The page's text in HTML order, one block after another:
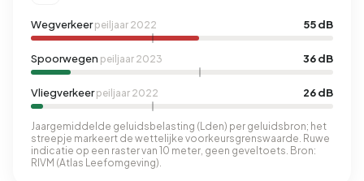
Wegverkeerpeiljaar 2022 55 dB
Spoorwegen peiljaar 2023 36 dB
Vliegverkeerpeiljaar 2022 26 dB
Jaargemiddelde geluidsbelasting (Lden) per geluidsbron; het
streepje markeert de wettelijke voorkeursgrenswaarde. Ruwe
indicatie op een raster van 10 meter, geen geveltoets. Bron:
RIVM (Atlas Leefomgeving).